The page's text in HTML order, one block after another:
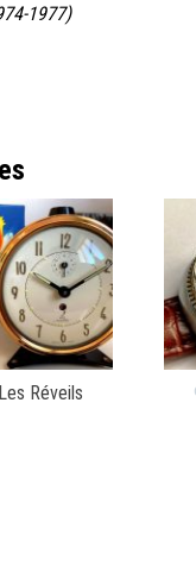
1977)
Les Réveils